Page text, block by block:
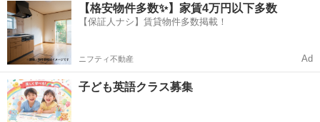
では東京都内、神奈川、埼玉、千葉、 中部は名古屋、関西は神戸、京
都、大阪の各地で開催さ...
【格安物件多数✨】家賃4万円以下多数
【保証人ナシ】賃貸物件多数掲載！
ニフティ不動産 Ad
子ども英語クラス募集